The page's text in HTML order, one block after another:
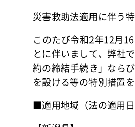
災害救助法適用に伴う
このたび令和2年12月
とに伴いまして、弊社
約の締結手続き」なら
を設ける等の特別措置
■適用地域（法の適用